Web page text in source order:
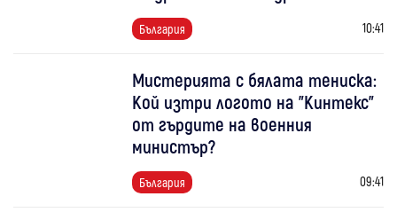
България 10:41
Мистерията с бялата тениска:
Кой изтри логото на "Кинтекс"
от гърдите на военния
министър?
България 09:41